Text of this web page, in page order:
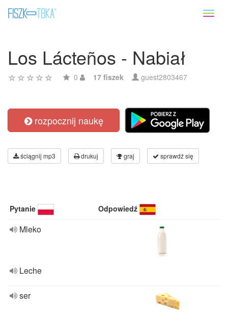
Los Lácteños - Nabiał
0 17 fiszek guest2803467
rozpocznij naukę
ściągnij mp3 drukuj graj sprawdź się
Pytanie Odpowiedź
Mleko
Leche
ser